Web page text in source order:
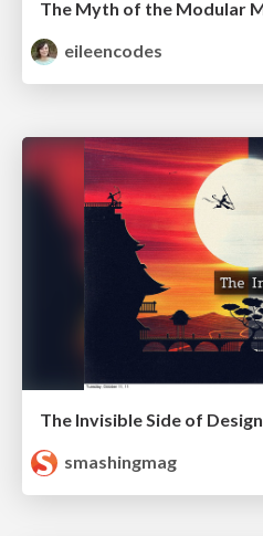
eileencodes
The Invisible Side of Design
smashingmag